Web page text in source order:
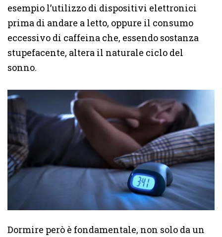
esempio l’utilizzo di dispositivi elettronici
prima di andare a letto, oppure il consumo
eccessivo di caffeina che, essendo sostanza
stupefacente, altera il naturale ciclo del
sonno.
Dormire però è fondamentale, non solo da un